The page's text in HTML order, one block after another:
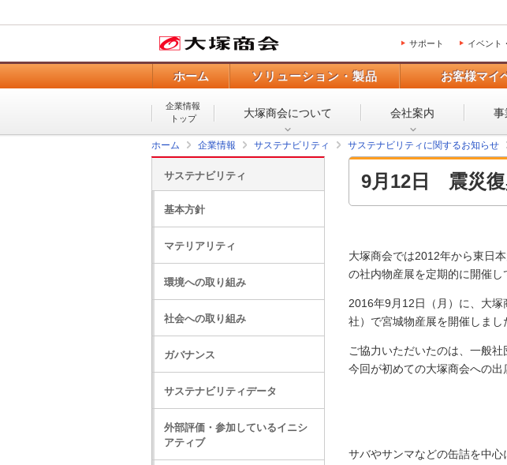
サポート イベント
ホーム ソリューション・製品 お客様マイ
企業情報
トップ
大塚商会について 会社案内 事
ホーム 企業情報 サステナビリティ サステナビリティに関するお知らせ
9月12日 震災復
大塚商会では2012年から東日
の社内物産展を定期的に開催し
2016年9月12日（月）に、大塚
社）で宮城物産展を開催しまし
ご協力いただいたのは、一般社
今回が初めての大塚商会への出
サバやサンマなどの缶詰を中
サステナビリティ
基本方針
マテリアリティ
環境への取り組み
社会への取り組み
ガバナンス
サステナビリティデータ
外部評価・参加しているイニシ
アティブ